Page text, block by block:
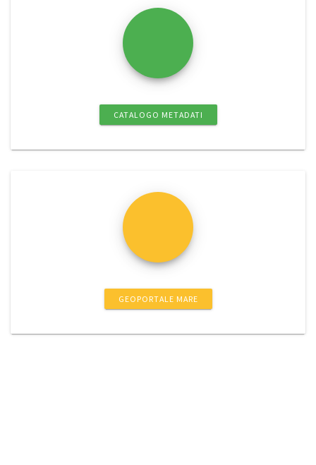
CATALOGO METADATI
GEOPORTALE MARE